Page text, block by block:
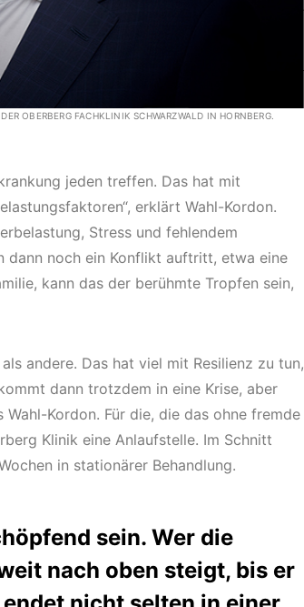
OBERBERG FACHKLINIK SCHWARZWALD IN HORNBERG.
jeden treffen. Das hat mit
erklärt Wahl-Kordon.
Stress und fehlendem
dann noch ein Konflikt auftritt, etwa eine
kann das der berühmte Tropfen sein,
andere. Das hat viel mit Resilienz zu tun,
dann trotzdem in eine Krise, aber
Kordon. Für die, die das ohne fremde
Klinik eine Anlaufstelle. Im Schnitt
in stationärer Behandlung.
sein. Wer die
nach oben steigt, bis er